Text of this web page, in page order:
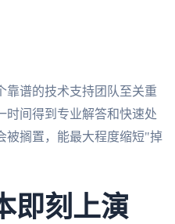
靠谱的技术支持团队至关重
时间得到专业解答和快速处
被搁置，能最大程度缩短"掉
即刻上演